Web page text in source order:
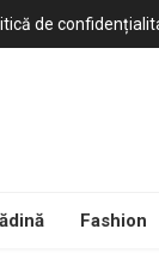
de
Fashion